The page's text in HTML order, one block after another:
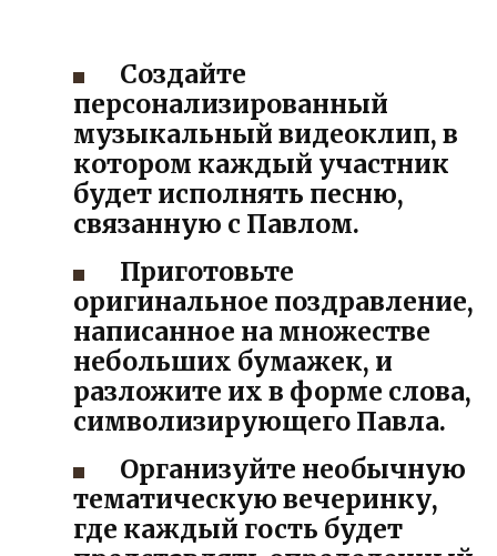
Создайте
персонализированный
музыкальный видеоклип, в
котором каждый участник
будет исполнять песню,
связанную с Павлом.
Приготовьте
оригинальное поздравление,
написанное на множестве
небольших бумажек, и
разложите их в форме слова,
символизирующего Павла.
Организуйте необычную
тематическую вечеринку,
где каждый гость будет